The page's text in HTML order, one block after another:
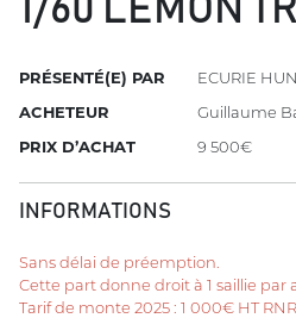
1/60 LEMON
PRÉSENTÉ(E) PAR
ECURIE
ACHETEUR
Guillaume
PRIX D’ACHAT
9 500€
INFORMATIONS
Sans délai de préemption.
Cette part donne droit à 1 saillie par
Tarif de monte 2025 : 1 000€ HT